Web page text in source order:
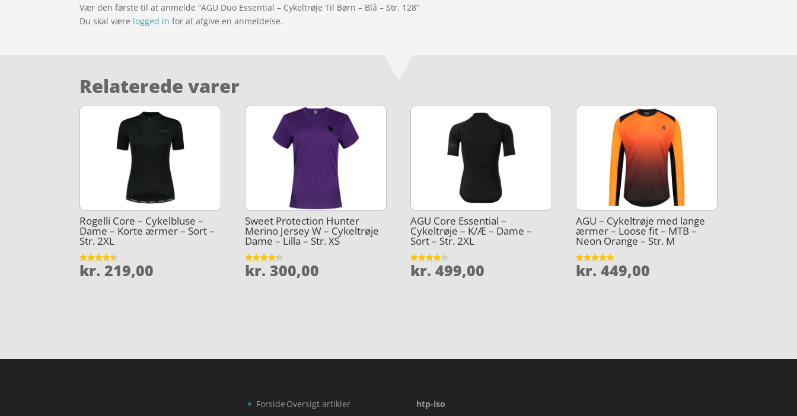
Vær den første til at anmelde “AGU Duo Essential – Cykeltrøje Til Børn – Blå – Str. 128”
Du skal være logged in for at afgive en anmeldelse.
Relaterede varer
Rogelli Core – Cykelbluse –
Dame – Korte ærmer – Sort –
Str. 2XL
Vurderet
4.4
kr. 219,00
Sweet Protection Hunter
Merino Jersey W – Cykeltrøje
Dame – Lilla – Str. XS
Vurderet
4.3
kr. 300,00
AGU Core Essential –
Cykeltrøje – K/Æ – Dame –
Sort – Str. 2XL
Vurderet
4.1
kr. 499,00
AGU – Cykeltrøje med lange
ærmer – Loose fit – MTB –
Neon Orange – Str. M
Vurderet
4.8
kr. 449,00
Forside Oversigt artikler htp-iso